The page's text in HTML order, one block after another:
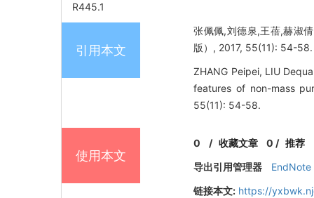
R445.1
引用本文
张佩佩,刘德泉,王蓓,赫淑
版）, 2017, 55(11): 54-58.
ZHANG Peipei, LIU
features of non-mass
55(11): 54-58.
使用本文
0 /收藏文章 0 / 推荐
导出引用管理器
EndNote
链接本文: https://